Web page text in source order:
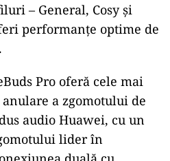
– General, Cosy și
performanțe optime de
Pro oferă cele mai
a zgomotului de
audio Huawei, cu un
lider în